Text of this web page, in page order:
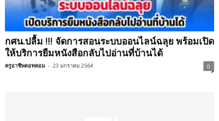
กศน.ปลื้ม !!! จัดการสอนระบบออนไลน์ฉลุย พร้อมเปิด
ให้บริการยืมหนังสือกลับไปอ่านที่บ้านได้
ครูอาชีพดอทคอม - 23 มกราคม 2564 0